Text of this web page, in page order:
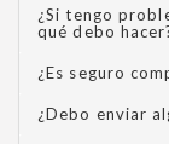
¿Si tengo
qué debo
¿Es seguro
¿Debo enviar